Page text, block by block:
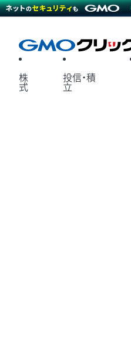
株
式
投信・積
立